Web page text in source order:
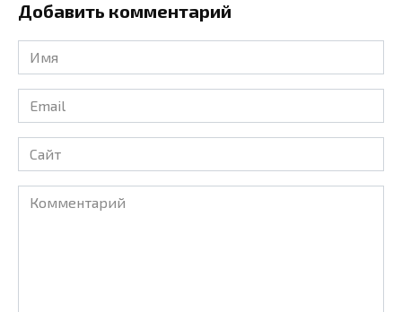
Добавить комментарий
Имя
*
Email
*
Сайт
Комментарий